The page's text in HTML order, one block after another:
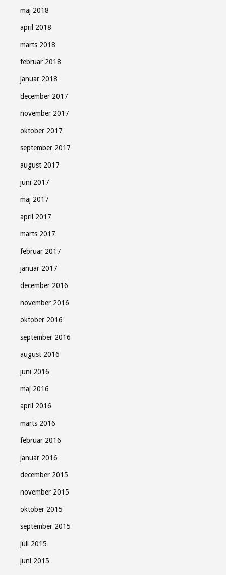
maj 2018
april 2018
marts 2018
februar 2018
januar 2018
december 2017
november 2017
oktober 2017
september 2017
august 2017
juni 2017
maj 2017
april 2017
marts 2017
februar 2017
januar 2017
december 2016
november 2016
oktober 2016
september 2016
august 2016
juni 2016
maj 2016
april 2016
marts 2016
februar 2016
januar 2016
december 2015
november 2015
oktober 2015
september 2015
juli 2015
juni 2015